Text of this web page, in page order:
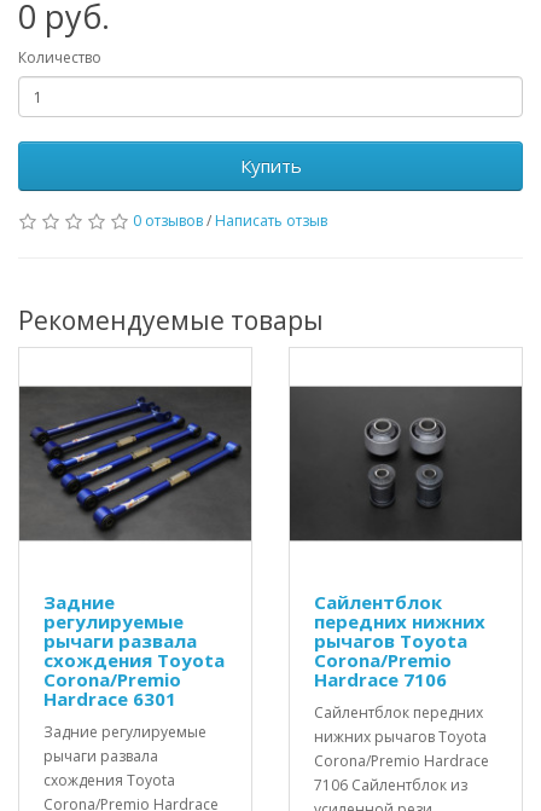
0 руб.
Количество
Купить
0 отзывов/ Написать отзыв
Рекомендуемые товары
Задние
регулируемые
рычаги развала
схождения Toyota
Corona/Premio
Hardrace 6301
Задние регулируемые
рычаги развала
схождения Toyota
Corona/Premio Hardrace
Сайлентблок
передних нижних
рычагов Toyota
Corona/Premio
Hardrace 7106
Сайлентблок передних
нижних рычагов Toyota
Corona/Premio Hardrace
7106 Сайлентблок из